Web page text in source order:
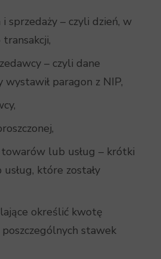
sprzedaży – czyli dzień, w
– czyli dane
paragon z NIP,
lub usług – krótki
które zostały
określić kwotę
stawek